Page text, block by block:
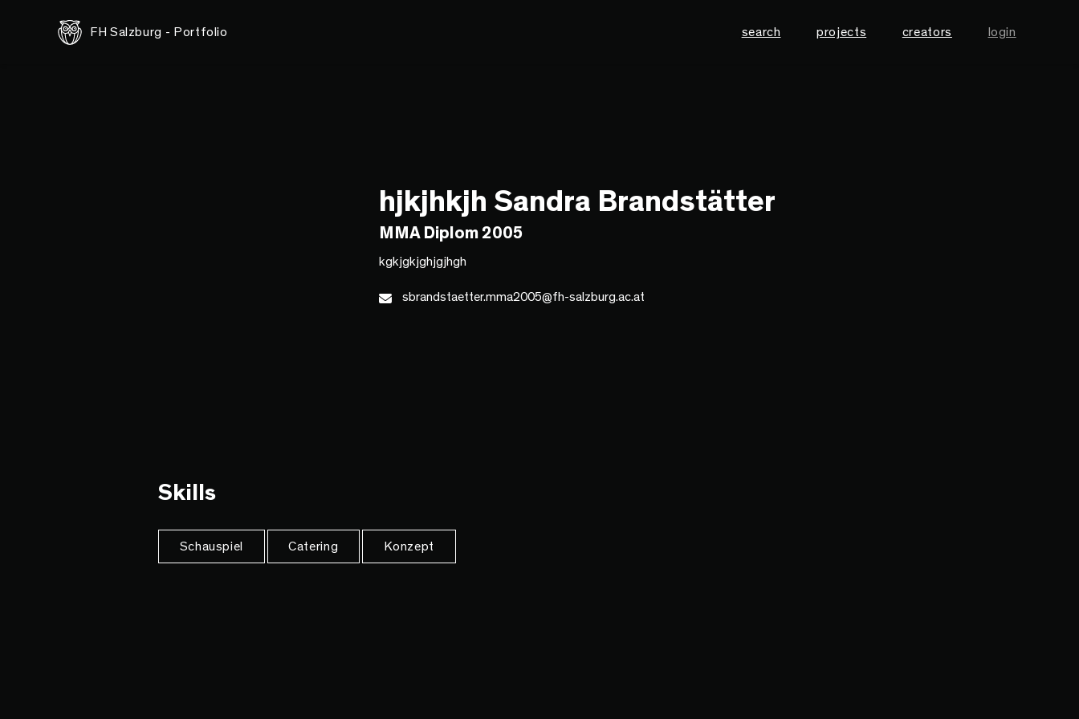
FH Salzburg - Portfolio search projects creators login
hjkjhkjh Sandra Brandstätter
MMA Diplom 2005
kgkjgkjghjgjhgh
sbrandstaetter.mma2005@fh-salzburg.ac.at
Skills
Schauspiel Catering Konzept